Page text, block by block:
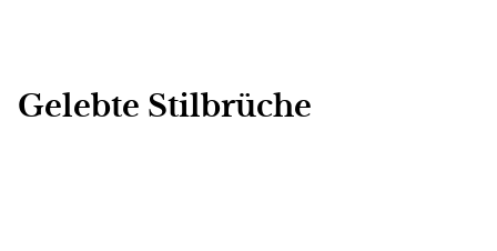
Gelebte Stilbrüche